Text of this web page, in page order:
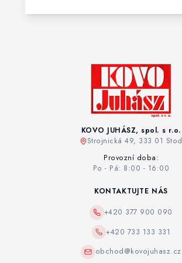
KOVO JUHÁSZ, spol. s r.o.
Strojnická 49, 333 01 Stod
Provozní doba:
Po - Pá: 8:00 - 16:00
KONTAKTUJTE NÁS
+420 377 900 090
+420 733 133 331
obchod@kovojuhasz.cz